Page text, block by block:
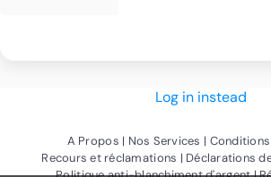
Log in instead
A Propos(Ouvre une nouvelle
Nos Services (Ouvre une
Recours et réclamations (Ouvre une
Déclarations